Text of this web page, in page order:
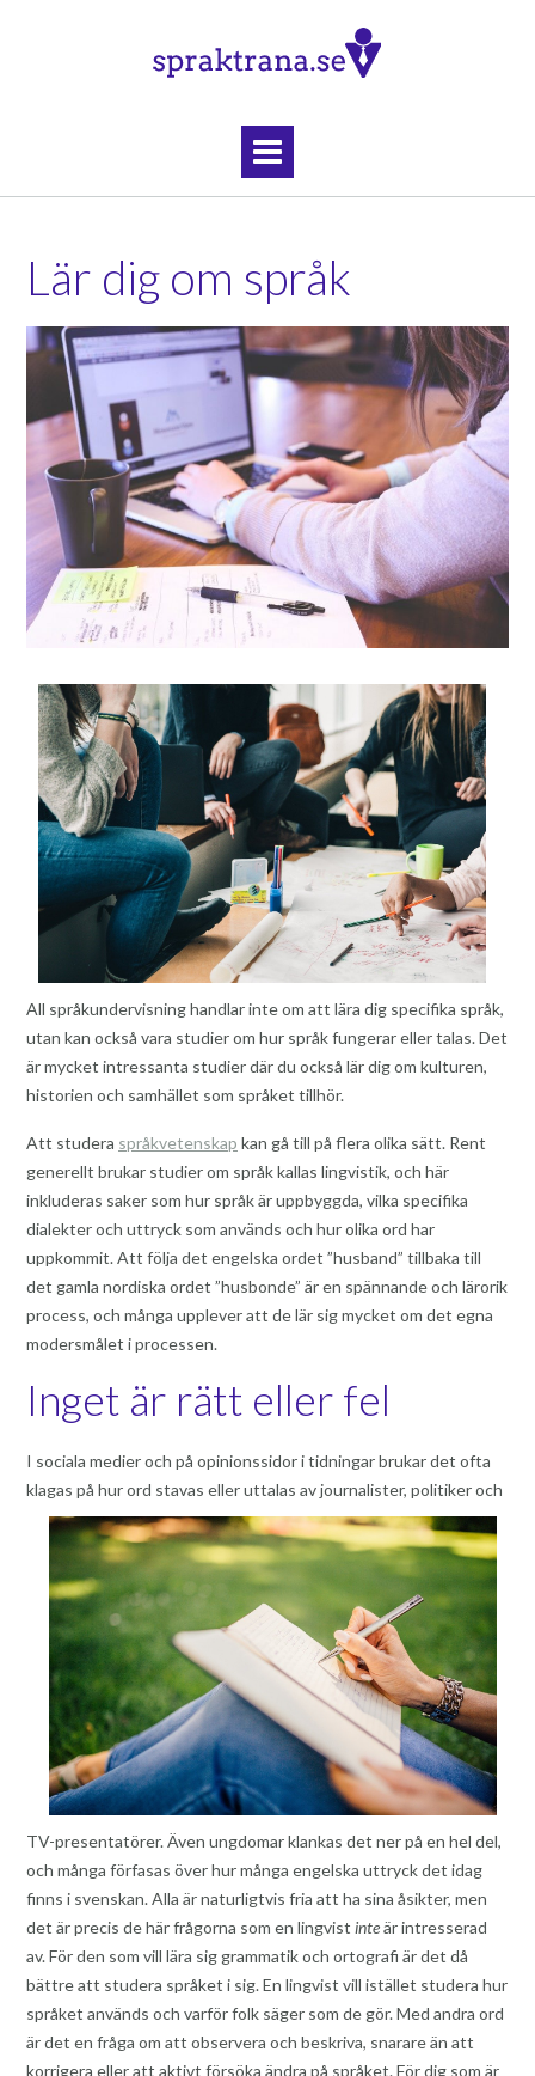
Lär dig om språk
All språkundervisning handlar inte om att lära dig specifika språk,
utan kan också vara studier om hur språk fungerar eller talas. Det
är mycket intressanta studier där du också lär dig om kulturen,
historien och samhället som språket tillhör.
Att studera språkvetenskap kan gå till på flera olika sätt. Rent
generellt brukar studier om språk kallas lingvistik, och här
inkluderas saker som hur språk är uppbyggda, vilka specifika
dialekter och uttryck som används och hur olika ord har
uppkommit. Att följa det engelska ordet ”husband” tillbaka till
det gamla nordiska ordet ”husbonde” är en spännande och lärorik
process, och många upplever att de lär sig mycket om det egna
modersmålet i processen.
Inget är rätt eller fel
I sociala medier och på opinionssidor i tidningar brukar det ofta
klagas på hur ord stavas eller uttalas av journalister, politiker och
TV-presentatörer. Även ungdomar klankas det ner på en hel del,
och många förfasas över hur många engelska uttryck det idag
finns i svenskan. Alla är naturligtvis fria att ha sina åsikter, men
det är precis de här frågorna som en lingvist inteär intresserad
av. För den som vill lära sig grammatik och ortografi är det då
bättre att studera språket i sig. En lingvist vill istället studera hur
språket används och varför folk säger som de gör. Med andra ord
är det en fråga om att observera och beskriva, snarare än att
korrigera eller att aktivt försöka ändra på språket. För dig som är